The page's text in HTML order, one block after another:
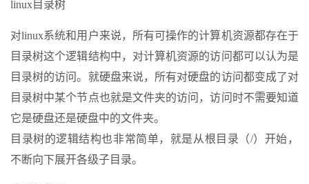
linux目录树
对linux系统和用户来说，所有可操作的计算机资源都存在于
目录树这个逻辑结构中，对计算机资源的访问都可以认为是
目录树的访问。就硬盘来说，所有对硬盘的访问都变成了对
目录树中某个节点也就是文件夹的访问，访问时不需要知道
它是硬盘还是硬盘中的文件夹。
目录树的逻辑结构也非常简单，就是从根目录（/）开始，
不断向下展开各级子目录。